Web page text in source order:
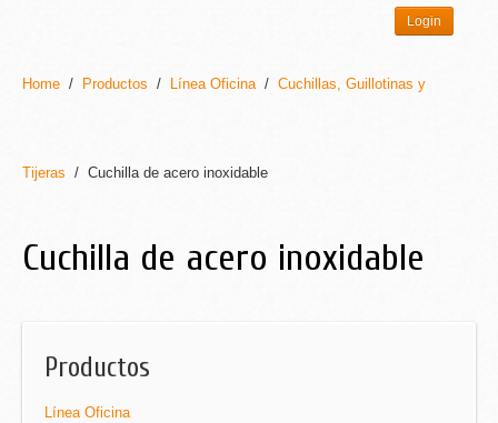
Login
Home / Productos / Línea Oficina/ Cuchillas, Guillotinas y
Tijeras / Cuchilla de acero inoxidable
Cuchilla de acero inoxidable
Productos
Línea Oficina